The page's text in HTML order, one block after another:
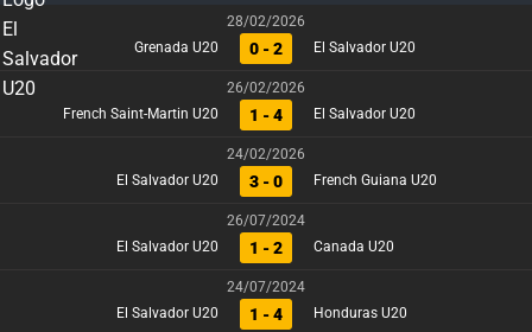
28/02/2026
Grenada U20
0 - 2 El Salvador U20
26/02/2026
French Saint-Martin U20
1 - 4 El Salvador U20
24/02/2026
El Salvador U20
3 - 0 French Guiana U20
26/07/2024
El Salvador U20
1 - 2 Canada U20
24/07/2024
El Salvador U20
1 - 4 Honduras U20